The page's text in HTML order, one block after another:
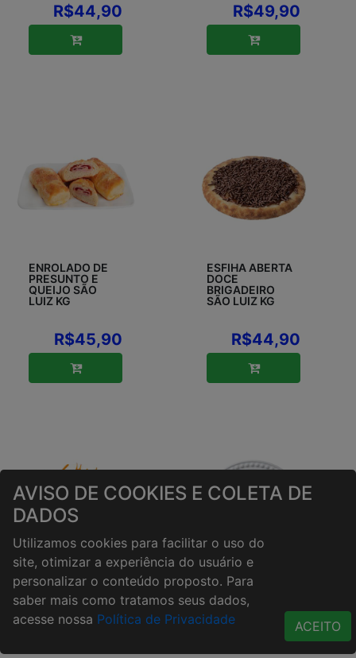
R$44,90 R$49,90
ENROLADO DE
PRESUNTO E
QUEIJO SÃO
LUIZ KG
R$45,90
ESFIHA ABERTA
DOCE
BRIGADEIRO
SÃO LUIZ KG
R$44,90
LANCHE
NATURAL SÃO
LUIZ KG
LASANHA CARNE
SÃO LUIZ KG
AVISO DE COOKIES E COLETA DE
DADOS
Utilizamos cookies para facilitar o uso do
site, otimizar a experiência do usuário e
personalizar o conteúdo proposto. Para
saber mais como tratamos seus dados,
acesse nossa Política de Privacidade ACEITO